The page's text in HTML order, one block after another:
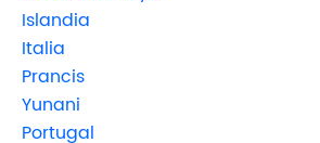
Islandia
Italia
Prancis
Yunani
Portugal